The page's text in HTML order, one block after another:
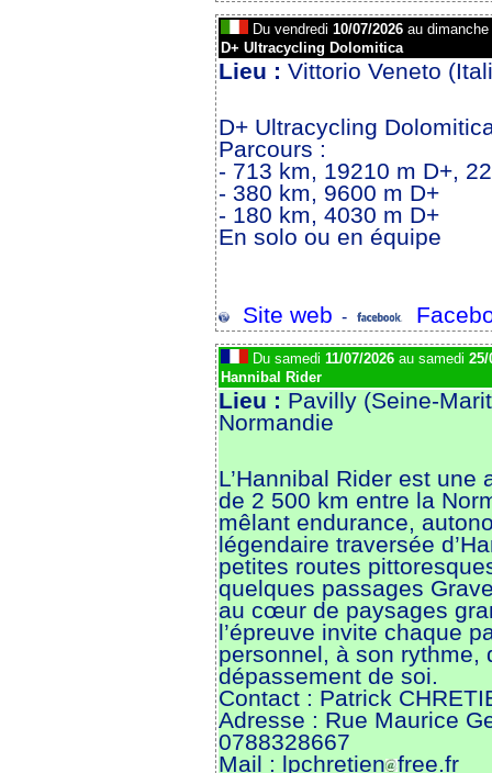
Du vendredi 10/07/2026au dimanche
D+ Ultracycling Dolomitica
Lieu : Vittorio Veneto
D+ Ultracycling
Parcours :
- 713 km, 19210 m D+,
- 380 km, 9600 m D+
- 180 km, 4030 m D+
En solo ou en équipe
Site web -
Du samedi 11/07/2026au samedi 25/
Hannibal Rider
Lieu : Pavilly (Seine-
Normandie
L’Hannibal Rider est
de 2 500 km entre la
mêlant endurance,
légendaire traversée
petites routes
quelques passages
au cœur de paysages
l’épreuve invite chaque
personnel, à son rythme,
dépassement de soi.
Contact : Patrick
Adresse : Rue Maurice
0788328667
Mail : lpchretien free.fr